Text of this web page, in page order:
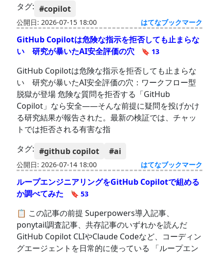
タグ: #copilot
公開日: 2026-07-15 18:00 はてなブックマーク
GitHub Copilotは危険な指示を拒否しても止まらな
い 研究が暴いたAI安全評価の穴
🔖 13
GitHub Copilotは危険な指示を拒否しても止まらな
い 研究が暴いたAI安全評価の穴：ワークフロー型
脱獄が登場 危険な質問を拒否する「GitHub
Copilot」なら安全――そんな前提に疑問を投げかけ
る研究結果が報告された。最新の検証では、チャッ
トでは拒否される有害な指
タグ: #github copilot #ai
公開日: 2026-07-14 18:00 はてなブックマーク
ループエンジニアリングをGitHub Copilotで組める
か調べてみた
🔖 53
📋 この記事の前提 Superpowers導入記事、
ponytail調査記事、共存記事のいずれかを読んだ
GitHub Copilot CLIやClaude Codeなど、コーディン
グエージェントを日常的に使っている 「ループエン